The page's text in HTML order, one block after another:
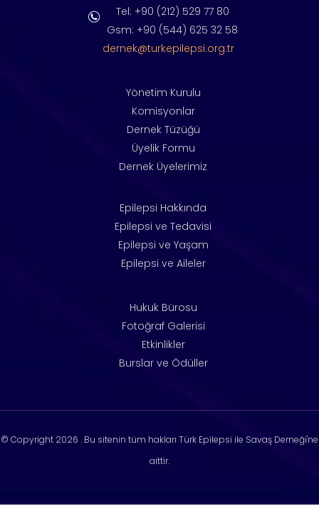
Tel: +90 (212) 529 77 80
Gsm: +90 (544) 625 32 58
dernek@turkepilepsi.org.tr
Yönetim Kurulu
Komisyonlar
Dernek Tüzüğü
Üyelik Formu
Dernek Üyelerimiz
Epilepsi Hakkında
Epilepsi ve Tedavisi
Epilepsi ve Yaşam
Epilepsi ve Aileler
Hukuk Bürosu
Fotoğraf Galerisi
Etkinlikler
Burslar ve Ödüller
© Copyright 2026 . Bu sitenin tüm hakları Türk Epilepsi ile Savaş Derneği'ne
aittir.